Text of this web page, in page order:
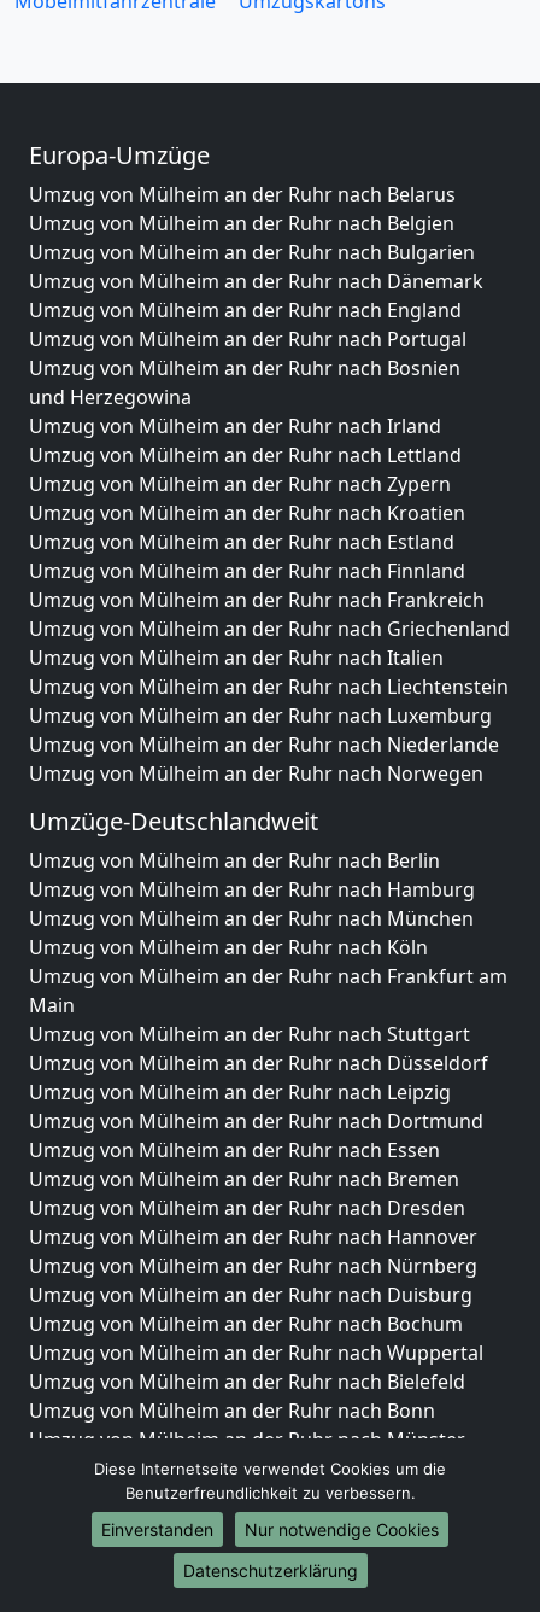
Europa-Umzüge
Umzug von Mülheim an der Ruhr nach Belarus
Umzug von Mülheim an der Ruhr nach Belgien
Umzug von Mülheim an der Ruhr nach Bulgarien
Umzug von Mülheim an der Ruhr nach Dänemark
Umzug von Mülheim an der Ruhr nach England
Umzug von Mülheim an der Ruhr nach Portugal
Umzug von Mülheim an der Ruhr nach Bosnien
und Herzegowina
Umzug von Mülheim an der Ruhr nach Irland
Umzug von Mülheim an der Ruhr nach Lettland
Umzug von Mülheim an der Ruhr nach Zypern
Umzug von Mülheim an der Ruhr nach Kroatien
Umzug von Mülheim an der Ruhr nach Estland
Umzug von Mülheim an der Ruhr nach Finnland
Umzug von Mülheim an der Ruhr nach Frankreich
Umzug von Mülheim an der Ruhr nach Griechenland
Umzug von Mülheim an der Ruhr nach Italien
Umzug von Mülheim an der Ruhr nach Liechtenstein
Umzug von Mülheim an der Ruhr nach Luxemburg
Umzug von Mülheim an der Ruhr nach Niederlande
Umzug von Mülheim an der Ruhr nach Norwegen
Umzüge-Deutschlandweit
Umzug von Mülheim an der Ruhr nach Berlin
Umzug von Mülheim an der Ruhr nach Hamburg
Umzug von Mülheim an der Ruhr nach München
Umzug von Mülheim an der Ruhr nach Köln
Umzug von Mülheim an der Ruhr nach Frankfurt am
Main
Umzug von Mülheim an der Ruhr nach Stuttgart
Umzug von Mülheim an der Ruhr nach Düsseldorf
Umzug von Mülheim an der Ruhr nach Leipzig
Umzug von Mülheim an der Ruhr nach Dortmund
Umzug von Mülheim an der Ruhr nach Essen
Umzug von Mülheim an der Ruhr nach Bremen
Umzug von Mülheim an der Ruhr nach Dresden
Umzug von Mülheim an der Ruhr nach Hannover
Umzug von Mülheim an der Ruhr nach Nürnberg
Umzug von Mülheim an der Ruhr nach Duisburg
Umzug von Mülheim an der Ruhr nach Bochum
Umzug von Mülheim an der Ruhr nach Wuppertal
Umzug von Mülheim an der Ruhr nach Bielefeld
Umzug von Mülheim an der Ruhr nach Bonn
Umzug von Mülheim an der Ruhr nach Münster
Internationale-Umzüge
Umzug von Mülheim an der Ruhr nach Brasilien
Umzug von Mülheim an der Ruhr nach Brunei
Umzug von Mülheim an der Ruhr nach Burkina Faso
Diese Internetseite verwendet Cookies um die
Benutzerfreundlichkeit zu verbessern.
Einverstanden
Nur notwendige Cookies
Datenschutzerklärung